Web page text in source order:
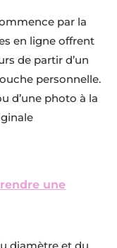
par la
en ligne offrent
de partir d’un
personnelle.
d’une photo à la
une